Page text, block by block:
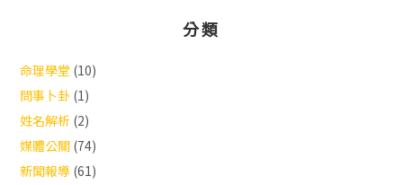
分類
命理學堂 (10)
問事卜卦 (1)
姓名解析 (2)
媒體公關 (74)
新聞報導 (61)